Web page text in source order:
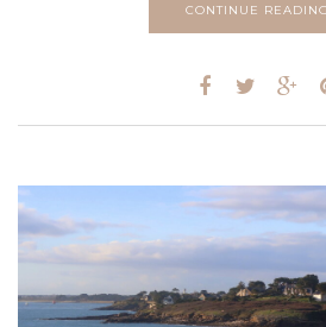
CONTINUE READING